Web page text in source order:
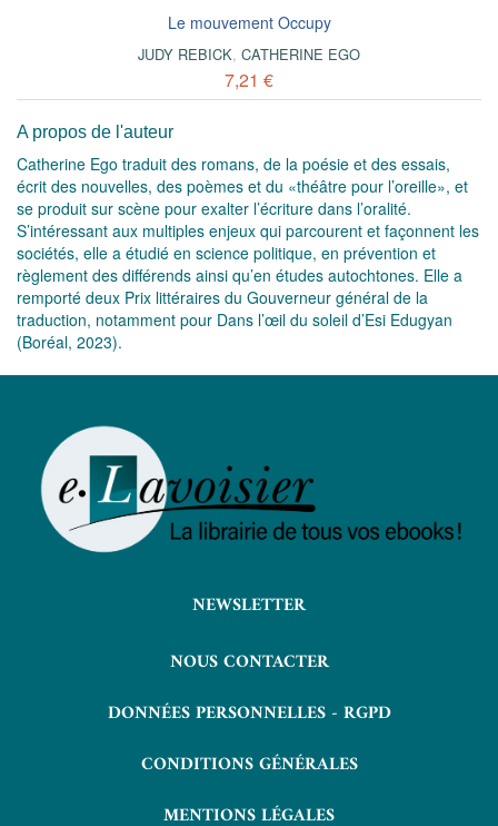
Le mouvement Occupy
JUDY REBICK, CATHERINE EGO
7,21 €
A propos de l'auteur
Catherine Ego traduit des romans, de la poésie et des essais,
écrit des nouvelles, des poèmes et du «théâtre pour l’oreille», et
se produit sur scène pour exalter l’écriture dans l’oralité.
S’intéressant aux multiples enjeux qui parcourent et façonnent les
sociétés, elle a étudié en science politique, en prévention et
règlement des différends ainsi qu’en études autochtones. Elle a
remporté deux Prix littéraires du Gouverneur général de la
traduction, notamment pour Dans l’œil du soleil d’Esi Edugyan
(Boréal, 2023).
NEWSLETTER
NOUS CONTACTER
DONNÉES PERSONNELLES - RGPD
CONDITIONS GÉNÉRALES
MENTIONS LÉGALES